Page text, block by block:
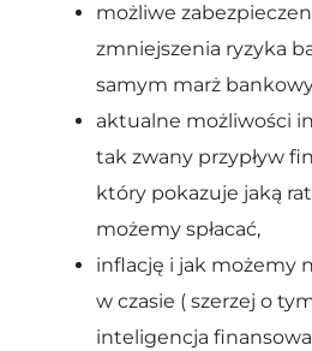
możliwe
zmniejszenia ryzyka
samym marż
aktualne możliwości
tak zwany przypływ
który pokazuje jaką
możemy spłacać,
inflację i jak możemy
w czasie ( szerzej o
inteligencja